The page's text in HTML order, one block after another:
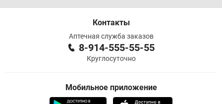
Контакты
Аптечная служба заказов
8-914-555-55-55
Круглосуточно
Мобильное приложение